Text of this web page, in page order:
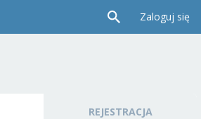
Zaloguj się
REJESTRACJA